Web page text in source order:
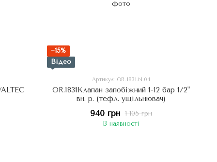
−15%
Відео
Артикул: OR.1831.N.04
OR.1831Клапан запобіжний 1-12 бар 1/2"
вн. р. (тефл. ущільнювач)
1 105 грн
940 грн
В наявності